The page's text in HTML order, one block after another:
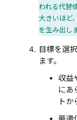
われる代替
大きいほど
を生み出し
目標を選
ます。
収益
にあ
トか